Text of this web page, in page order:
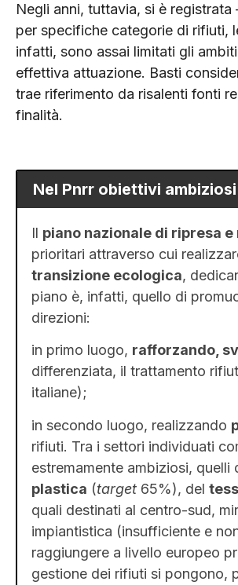
Negli anni, tuttavia, si è
per specifiche categorie di rifiuti,
infatti, sono assai limitati gli
effettiva attuazione. Basti
trae riferimento da risalenti fonti
finalità.
Nel Pnrr obiettivi
Il piano nazionale di ripresa
prioritari attraverso cui
transizione ecologica,
piano è, infatti, quello di
direzioni:
in primo luogo, rafforzando,
differenziata, il trattamento
italiane);
in secondo luogo, realizzando
rifiuti. Tra i settori individuati
estremamente ambiziosi, quelli
plastica (target 65%), del
quali destinati al centro-sud,
impiantistica (insufficiente e
raggiungere a livello europeo
gestione dei rifiuti si pongono,